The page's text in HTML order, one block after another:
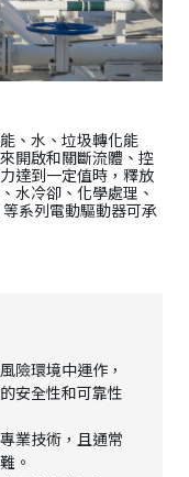
、水、垃圾轉化能
開啟和關斷流體、控
達到一定值時，釋放
水冷卻、化學處理、
系列電動驅動器可承
險環境中運作，
安全性和可靠性
業技術，且通常
。